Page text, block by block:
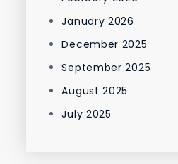
January 2026
December 2025
September 2025
August 2025
July 2025